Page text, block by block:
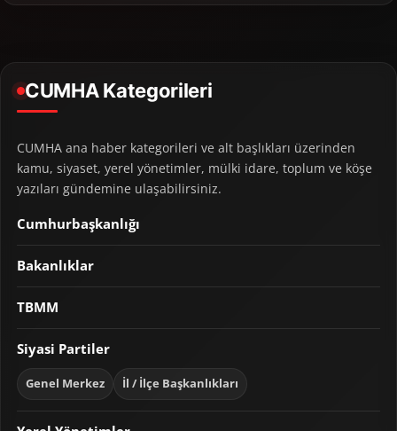
CUMHA Kategorileri
CUMHA ana haber kategorileri ve alt başlıkları üzerinden
kamu, siyaset, yerel yönetimler, mülki idare, toplum ve köşe
yazıları gündemine ulaşabilirsiniz.
Cumhurbaşkanlığı
Bakanlıklar
TBMM
Siyasi Partiler
Genel Merkez İl / İlçe Başkanlıkları